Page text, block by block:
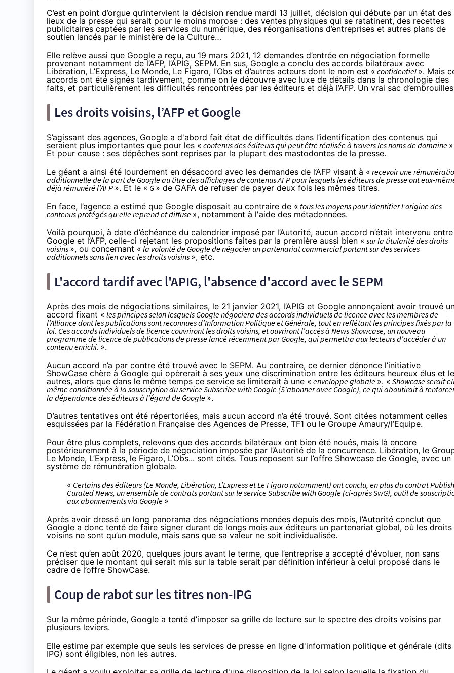
C’est en point d’orgue qu’intervient la décision rendue mardi 13 juillet, décision qui débute par un état des
lieux de la presse qui serait pour le moins morose : des ventes physiques qui se ratatinent, des recettes
publicitaires captées par les services du numérique, des réorganisations d’entreprises et autres plans de
soutien lancés par le ministère de la Culture…
Elle relève aussi que Google a reçu, au 19 mars 2021, 12 demandes d’entrée en négociation formelle
provenant notamment de l’AFP, l’APIG, SEPM. En sus, Google a conclu des accords bilatéraux avec
Libération, L’Express, Le Monde, Le Figaro, l’Obs et d’autres acteurs dont le nom est « confidentiel ». Mais
accords ont été signés tardivement, comme on le découvre avec luxe de détails dans la chronologie des
faits, et particulièrement les difficultés rencontrées par les éditeurs et déjà l’AFP. Un vrai sac
Les droits voisins, l’AFP et Google
S’agissant des agences, Google a d'abord fait état de difficultés dans l’identification des contenus qui
seraient plus importantes que pour les « contenus des éditeurs qui peut être réalisée à travers les noms de domaine
Et pour cause : ses dépêches sont reprises par la plupart des mastodontes de la presse.
Le géant a ainsi été lourdement en désaccord avec les demandes de l’AFP visant à « recevoir une
additionnelle de la part de Google au titre des affichages de contenus AFP pour lesquels les éditeurs de presse ont eux-
déjà rémunéré l’AFP ». Et le « G » de GAFA de refuser de payer deux fois les mêmes titres.
En face, l’agence a estimé que Google disposait au contraire de « tous les moyens pour identifier l’origine des
contenus protégés qu’elle reprend et diffuse », notamment à l'aide des métadonnées.
Voilà pourquoi, à date d’échéance du calendrier imposé par l’Autorité, aucun accord n’était intervenu entre
Google et l’AFP, celle-ci rejetant les propositions faites par la première aussi bien « sur la titularité des droits
voisins », ou concernant « la volonté de Google de négocier un partenariat commercial portant sur des services
additionnels sans lien avec les droits voisins », etc.
L'accord tardif avec l'APIG, l'absence d'accord avec le SEPM
Après des mois de négociations similaires, le 21 janvier 2021, l’APIG et Google annonçaient avoir trouvé
accord fixant « les principes selon lesquels Google négociera des accords individuels de licence avec les membres de
l’Alliance dont les publications sont reconnues d’Information Politique et Générale, tout en reflétant les principes fixés par la
loi. Ces accords individuels de licence couvriront les droits voisins, et ouvriront l’accès à News Showcase, un nouveau
programme de licence de publications de presse lancé récemment par Google, qui permettra aux lecteurs d’accéder à un
contenu enrichi. ».
Aucun accord n’a par contre été trouvé avec le SEPM. Au contraire, ce dernier dénonce l’initiative
ShowCase chère à Google qui opèrerait à ses yeux une discrimination entre les éditeurs heureux élus et
autres, alors que dans le même temps ce service se limiterait à une « enveloppe globale ». « Showcase serait
même conditionnée à la souscription du service Subscribe with Google (S’abonner avec Google), ce qui aboutirait à
la dépendance des éditeurs à l’égard de Google ».
D’autres tentatives ont été répertoriées, mais aucun accord n’a été trouvé. Sont citées notamment celles
esquissées par la Fédération Française des Agences de Presse, TF1 ou le Groupe Amaury/l’Equipe.
Pour être plus complets, relevons que des accords bilatéraux ont bien été noués, mais là encore
postérieurement à la période de négociation imposée par l’Autorité de la concurrence. Libération, le
Le Monde, L’Express, le Figaro, L’Obs... sont cités. Tous reposent sur l’offre Showcase de Google, avec un
système de rémunération globale.
« Certains des éditeurs (Le Monde, Libération, L’Express et Le Figaro notamment) ont conclu, en plus du contrat
Curated News, un ensemble de contrats portant sur le service Subscribe with Google (ci-après SwG), outil de
aux abonnements via Google »
Après avoir dressé un long panorama des négociations menées depuis des mois, l’Autorité conclut que
Google a donc tenté de faire signer durant de longs mois aux éditeurs un partenariat global, où les droits
voisins ne sont qu’un module, mais sans que sa valeur ne soit individualisée.
Ce n’est qu’en août 2020, quelques jours avant le terme, que l’entreprise a accepté d'évoluer, non sans
préciser que le montant qui serait mis sur la table serait par définition inférieur à celui proposé dans le
cadre de l’offre ShowCase.
Coup de rabot sur les titres non-IPG
Sur la même période, Google a tenté d’imposer sa grille de lecture sur le spectre des droits voisins par
plusieurs leviers.
Elle estime par exemple que seuls les services de presse en ligne d'information politique et générale (dits
IPG) sont éligibles, non les autres.